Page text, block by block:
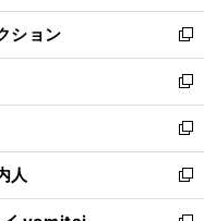
開
く
ウ
で
開
く
ン
ド
ウ
で
開
く
ウ
ィ
ン
ド
ウ
で
開
く
ション
新
し
い
ウ
ィ
ン
ド
ウ
新
し
い
ウ
ィ
ン
新
し
い
ウ
人
新
し